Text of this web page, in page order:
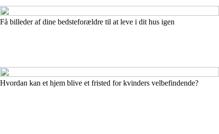
Få billeder af dine bedsteforældre til at leve i dit hus igen
Hvordan kan et hjem blive et fristed for kvinders velbefindende?